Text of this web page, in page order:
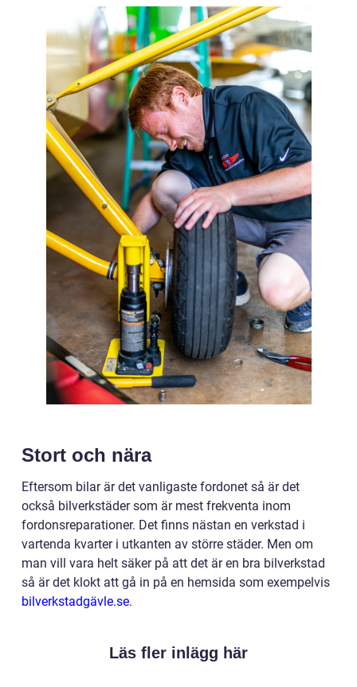
Stort och nära
Eftersom bilar är det vanligaste fordonet så är det
också bilverkstäder som är mest frekventa inom
fordonsreparationer. Det finns nästan en verkstad i
vartenda kvarter i utkanten av större städer. Men om
man vill vara helt säker på att det är en bra bilverkstad
så är det klokt att gå in på en hemsida som exempelvis
bilverkstadgävle.se.
Läs fler inlägg här